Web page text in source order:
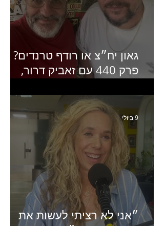
גאון יח״צ או רודף טרנדים?
פרק 440 עם זאביק דרור,
ותקשורת
״אני לא רציתי לעשות את
9 ביולי